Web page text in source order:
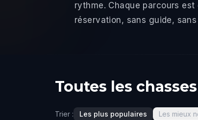
rythme. Chaque parcours
réservation, sans guide,
Toutes les
Trier : Les plus populaires Les mieux